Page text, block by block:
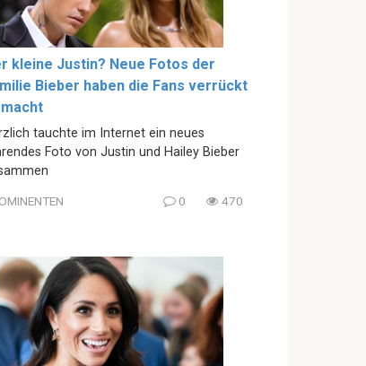
kleine Justin? Neue Fotos der
Bieber haben die Fans verrückt
tauchte im Internet ein neues
Foto von Justin und Hailey Bieber
0 470